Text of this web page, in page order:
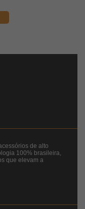
de alto
100% brasileira,
que elevam a